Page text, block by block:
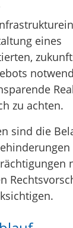
eines
zu achten.
sind die